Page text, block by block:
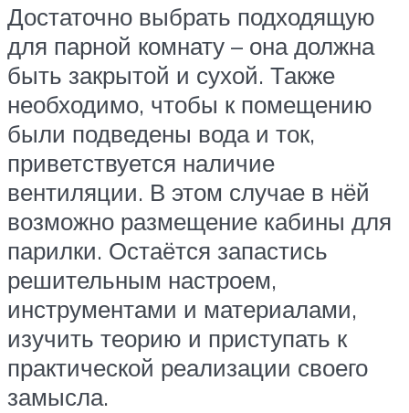
Достаточно выбрать подходящую
для парной комнату – она должна
быть закрытой и сухой. Также
необходимо, чтобы к помещению
были подведены вода и ток,
приветствуется наличие
вентиляции. В этом случае в нёй
возможно размещение кабины для
парилки. Остаётся запастись
решительным настроем,
инструментами и материалами,
изучить теорию и приступать к
практической реализации своего
замысла.